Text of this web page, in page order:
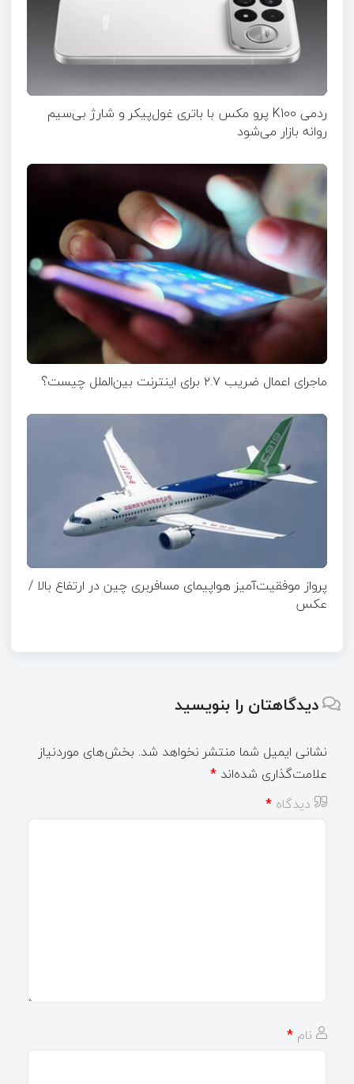
ردمی K100 پرو مکس با باتری غول‌پیکر و شارژ بی‌سیم
روانه بازار می‌شود
ماجرای اعمال ضریب ۲.۷ برای اینترنت بین‌الملل چیست؟
پرواز موفقیت‌آمیز هواپیمای مسافربری چین در ارتفاع بالا /
عکس
دیدگاهتان را بنویسید
نشانی ایمیل شما منتشر نخواهد شد. بخش‌های موردنیاز
علامت‌گذاری شده‌اند *
دیدگاه *
نام *